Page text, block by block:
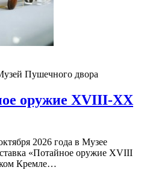
Пушечного двора
оружие XVIII-XX
2026 года в Музее
«Потайное оружие XVIII
Кремле…